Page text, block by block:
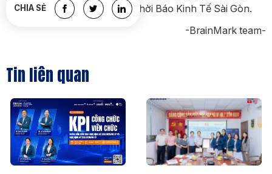
công ty dược Nam Trân, và Thời Báo Kinh Tế Sài Gòn.
-BrainMark team-
CHIA SẺ
Tin liên quan